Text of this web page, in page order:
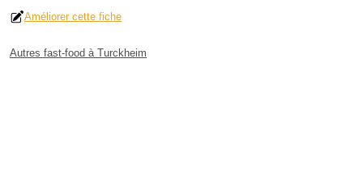
Améliorer cette fiche
Autres fast-food à Turckheim